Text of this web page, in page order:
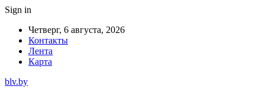
Sign in
Четверг, 6 августа, 2026
Контакты
Лента
Карта
blv.by